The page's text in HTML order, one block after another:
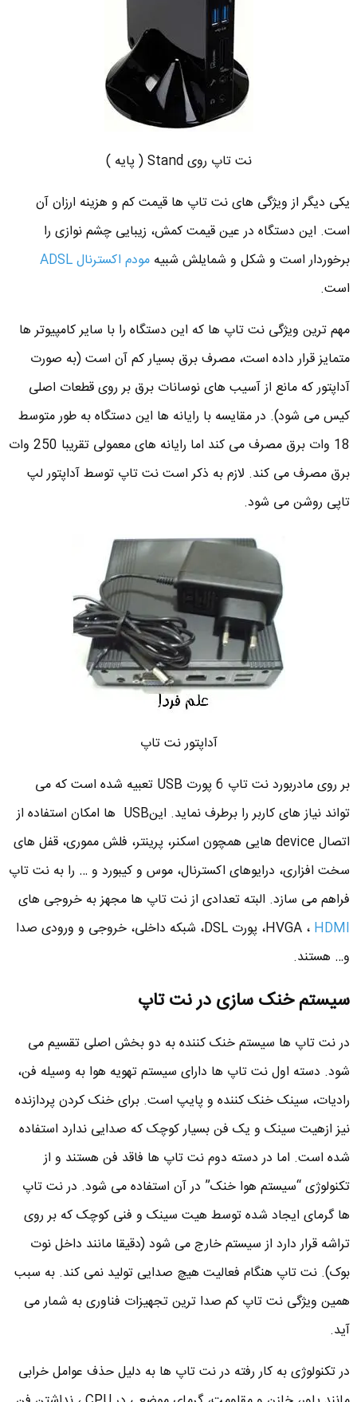
نت تاپ روی Stand ( پایه )
یکی دیگر از ویژگی های نت تاپ ها قیمت کم و هزینه ارزان آن
است. این دستگاه در عین قیمت کمش، زیبایی چشم نوازی را
برخوردار است و شکل و شمایلش شبیه مودم اکسترنال ADSL
است.
مهم ترین ویژگی نت تاپ ها که این دستگاه را با سایر کامپیوتر ها
متمایز قرار داده است، مصرف برق بسیار کم آن است (به صورت
آداپتور که مانع از آسیب های نوسانات برق بر روی قطعات اصلی
کیس می شود). در مقایسه با رایانه ها این دستگاه به طور متوسط
18 وات برق مصرف می کند اما رایانه های معمولی تقریبا 250 وات
برق مصرف می کند. لازم به ذکر است نت تاپ توسط آداپتور لپ
تاپی روشن می شود.
آداپتور نت تاپ
بر روی مادربورد نت تاپ 6 پورت USB تعبیه شده است که می
تواند نیاز های کاربر را برطرف نماید. اینUSB ها امکان استفاده از
اتصال device هایی همچون اسکنر، پرینتر، فلش مموری، قفل های
سخت افزاری، درایوهای اکسترنال، موس و کیبورد و … را به نت تاپ
فراهم می سازد. البته تعدادی از نت تاپ ها مجهز به خروجی های
HVGA ، HDMI
، پورت DSL، شبکه داخلی، خروجی و ورودی صدا
و… هستند.
سیستم خنک سازی در نت تاپ
در نت تاپ ها سیستم خنک کننده به دو بخش اصلی تقسیم می
شود. دسته اول نت تاپ ها دارای سیستم تهویه هوا به وسیله فن،
رادیات، سینک خنک کننده و پایپ است. برای خنک کردن پردازنده
نیز ازهیت سینک و یک فن بسیار کوچک که صدایی ندارد استفاده
شده است. اما در دسته دوم نت تاپ ها فاقد فن هستند و از
تکنولوژی “سیستم هوا خنک” در آن استفاده می شود. در نت تاپ
ها گرمای ایجاد شده توسط هیت سینک و فنی کوچک که بر روی
تراشه قرار دارد از سیستم خارج می شود (دقیقا مانند داخل نوت
بوک). نت تاپ هنگام فعالیت هیچ صدایی تولید نمی کند. به سبب
همین ویژگی نت تاپ کم صدا ترین تجهیزات فناوری به شمار می
آید.
در تکنولوژی به کار رفته در نت تاپ ها به دلیل حذف عوامل خرابی